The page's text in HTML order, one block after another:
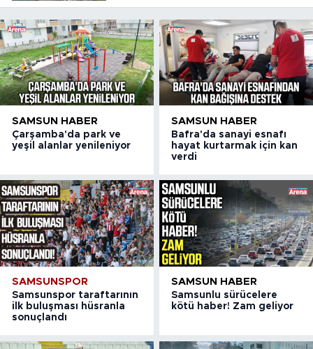
SAMSUN HABER
Çarşamba'da park ve
yeşil alanlar yenileniyor
SAMSUN HABER
Bafra'da sanayi esnafı
hayat kurtarmak için kan
verdi
SAMSUNSPOR
Samsunspor taraftarının
ilk buluşması hüsranla
sonuçlandı
SAMSUN HABER
Samsunlu sürücelere
kötü haber! Zam geliyor